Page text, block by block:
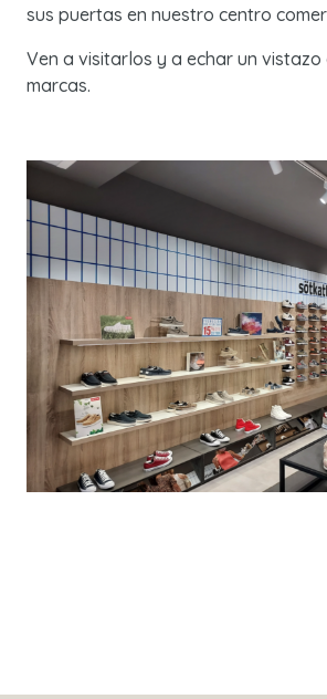
sus puertas en nuestro centro
Ven a visitarlos y a echar un
marcas.